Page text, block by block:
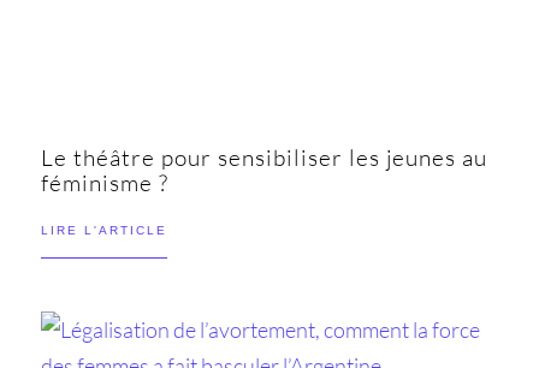
Le théâtre pour sensibiliser les jeunes au
féminisme ?
LIRE L'ARTICLE